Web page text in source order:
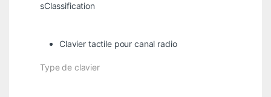
sClassification
Clavier tactile pour canal radio
Type de clavier